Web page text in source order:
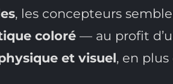
, les concepteurs
coloré— au profit
et visuel, en plus